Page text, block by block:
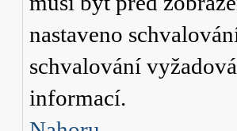
nastaveno
schvalování
informací.